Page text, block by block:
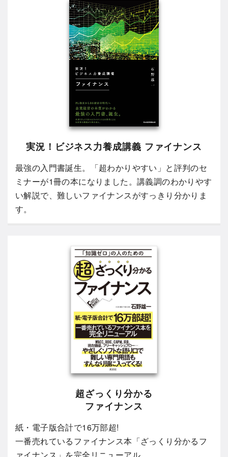
実況！ビジネス力養成講義 ファイナンス
最強の入門書誕生。「超わかりやすい」と評判のセ
ミナーが1冊の本になりました。講義調のわかりやす
い解説で、難しいファイナンスがすっきり分かりま
す。
超ざっくり分かる
ファイナンス
紙・電子版合計で16万部超!
一番売れているファイナンス本「ざっくり分かるフ